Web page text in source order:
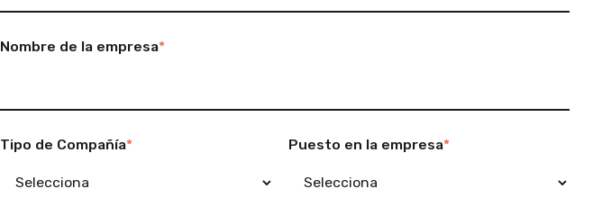
Nombre de la empresa*
Tipo de Compañía* Puesto en la empresa*